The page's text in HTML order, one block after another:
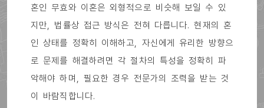
혼인 무효와 이혼은 외형적으로 비슷해 보일 수 있
지만, 법률상 접근 방식은 전혀 다릅니다. 현재의 혼
인 상태를 정확히 이해하고, 자신에게 유리한 방향으
로 문제를 해결하려면 각 절차의 특성을 정확히 파
악해야 하며, 필요한 경우 전문가의 조력을 받는 것
이 바람직합니다.